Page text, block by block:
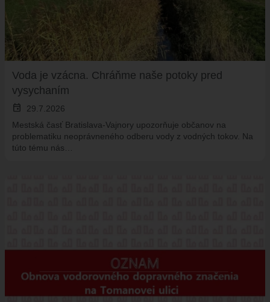
Voda je vzácna. Chráňme naše potoky pred
vysychaním
event
29.7.2026
Mestská časť Bratislava-Vajnory upozorňuje občanov na
problematiku neoprávneného odberu vody z vodných tokov. Na
túto tému nás…